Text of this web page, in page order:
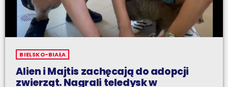
BIELSKO-BIAŁA
Alien i Majtis zachęcają do adopcji
zwierząt. Nagrali teledysk w